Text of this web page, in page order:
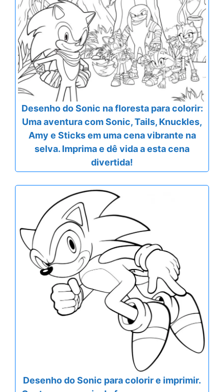
Desenho do Sonic na floresta para colorir:
Uma aventura com Sonic, Tails, Knuckles,
Amy e Sticks em uma cena vibrante na
selva. Imprima e dê vida a esta cena
divertida!
Desenho do Sonic para colorir e imprimir.